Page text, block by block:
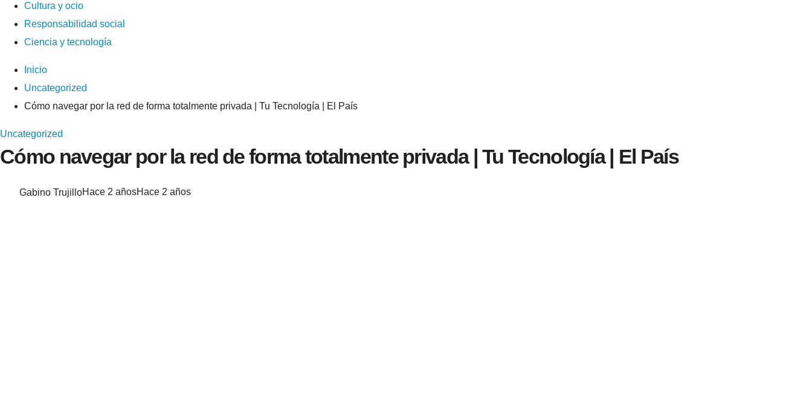
Cultura y ocio
Responsabilidad social
Ciencia y tecnología
Inicio
Uncategorized
Cómo navegar por la red de forma totalmente privada | Tu Tecnología | El País
Uncategorized
Cómo navegar por la red de forma totalmente privada | Tu Tecnología | El País
Gabino TrujilloHace 2 añosHace 2 años